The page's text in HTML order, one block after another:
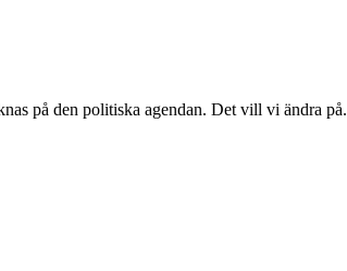
på den politiska agendan. Det vill vi ändra på.